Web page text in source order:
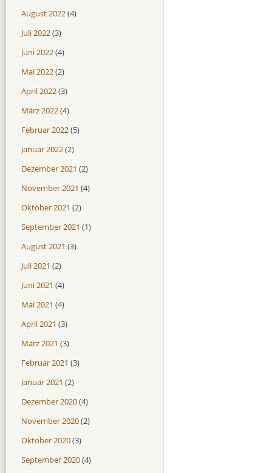
August 2022(4)
Juli 2022(3)
Juni 2022(4)
Mai 2022(2)
April 2022(3)
März 2022(4)
Februar 2022(5)
Januar 2022(2)
Dezember 2021 (2)
November 2021 (4)
Oktober 2021 (2)
September 2021 (1)
August 2021 (3)
Juli 2021 (2)
Juni 2021 (4)
Mai 2021 (4)
April 2021 (3)
März 2021 (3)
Februar 2021 (3)
Januar 2021 (2)
Dezember 2020(4)
November 2020(2)
Oktober 2020(3)
September 2020(4)